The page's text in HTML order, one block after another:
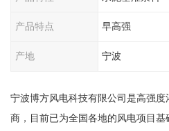
产品特点 早高强
产地 宁波
宁波博方风电科技有限公司是高强
商，目前已为全国各地的风电项目